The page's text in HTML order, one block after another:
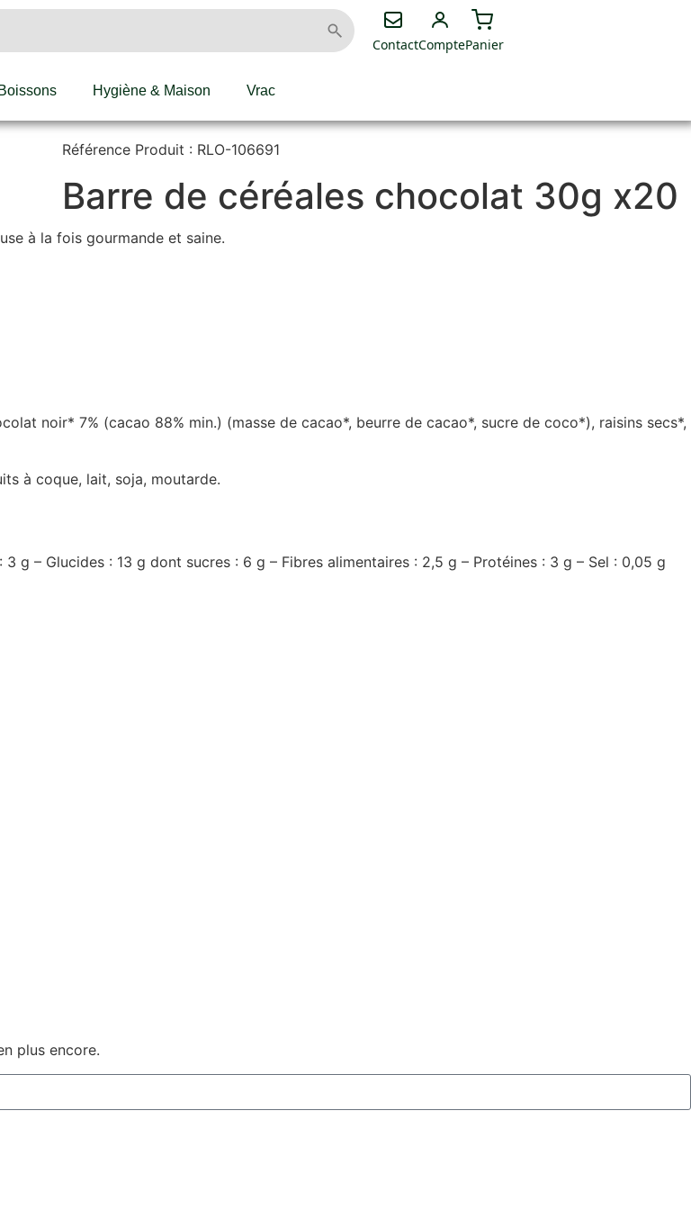
ContactComptePanier
Boissons Hygiène & Maison Vrac
Référence Produit : RLO-106691
Barre de céréales chocolat 30g x20
à la fois gourmande et saine.
noir* 7% (cacao 88% min.) (masse de cacao*, beurre de cacao*, sucre de coco*), raisins secs*,
à coque, lait, soja, moutarde.
g – Glucides : 13 g dont sucres : 6 g – Fibres alimentaires : 2,5 g – Protéines : 3 g – Sel : 0,05 g
plus encore.